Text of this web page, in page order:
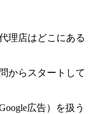
理店はどこにある
からスタートして
広告）を扱う